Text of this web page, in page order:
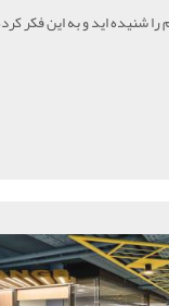
را شنیده اید و به این فکر